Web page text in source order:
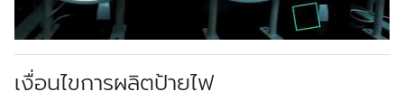
เงื่อนไขการผลิตป้ายไฟ